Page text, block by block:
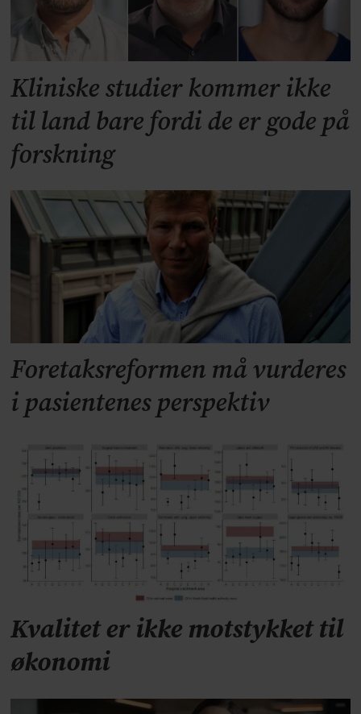
Kliniske studier kommer ikke
til land bare fordi de er gode på
forskning
Foretaksreformen må vurderes
i pasientenes perspektiv
Kvalitet er ikke motstykket til
økonomi